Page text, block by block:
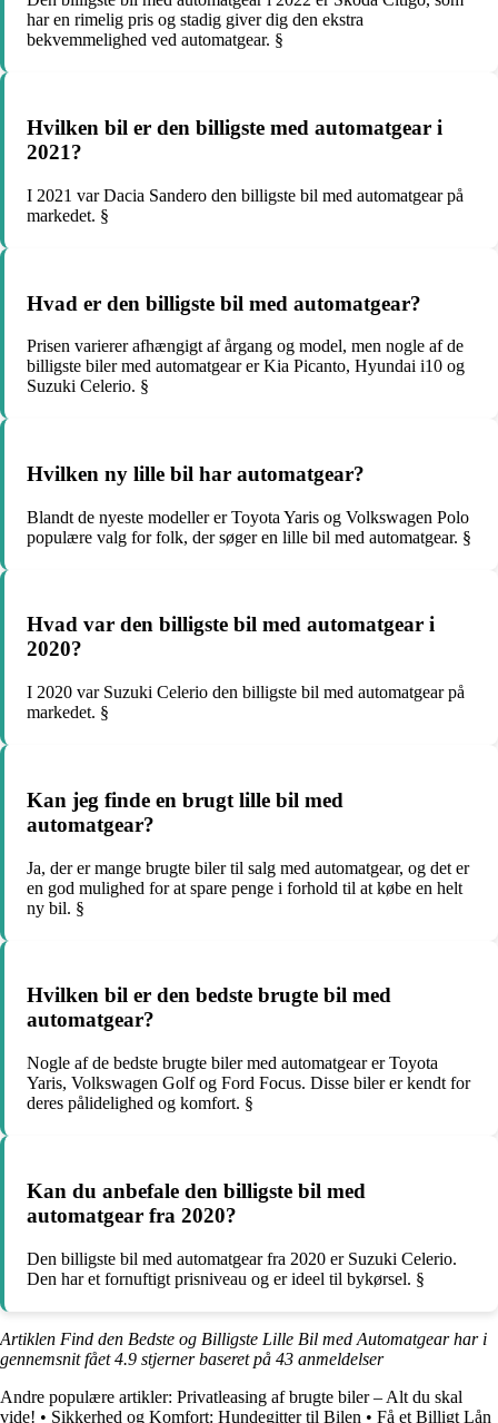
har en rimelig pris og stadig giver dig den ekstra
bekvemmelighed ved automatgear. §
Hvilken bil er den billigste med automatgear i
2021?
I 2021 var Dacia Sandero den billigste bil med automatgear på
markedet. §
Hvad er den billigste bil med automatgear?
Prisen varierer afhængigt af årgang og model, men nogle af de
billigste biler med automatgear er Kia Picanto, Hyundai i10 og
Suzuki Celerio. §
Hvilken ny lille bil har automatgear?
Blandt de nyeste modeller er Toyota Yaris og Volkswagen Polo
populære valg for folk, der søger en lille bil med automatgear. §
Hvad var den billigste bil med automatgear i
2020?
I 2020 var Suzuki Celerio den billigste bil med automatgear på
markedet. §
Kan jeg finde en brugt lille bil med
automatgear?
Ja, der er mange brugte biler til salg med automatgear, og det er
en god mulighed for at spare penge i forhold til at købe en helt
ny bil. §
Hvilken bil er den bedste brugte bil med
automatgear?
Nogle af de bedste brugte biler med automatgear er Toyota
Yaris, Volkswagen Golf og Ford Focus. Disse biler er kendt for
deres pålidelighed og komfort. §
Kan du anbefale den billigste bil med
automatgear fra 2020?
Den billigste bil med automatgear fra 2020 er Suzuki Celerio.
Den har et fornuftigt prisniveau og er ideel til bykørsel. §
Artiklen Find den Bedste og Billigste Lille Bil med Automatgear har i
gennemsnit fået4.9 stjerner baseret på 43 anmeldelser
Andre populære artikler: Privatleasing af brugte biler – Alt du skal
vide! • Sikkerhed og Komfort: Hundegitter til Bilen • Få et Billigt Lån